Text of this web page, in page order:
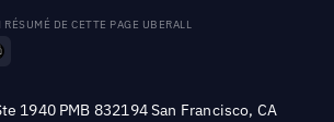
DE CETTE PAGE UBERALL
1940 PMB 832194 San Francisco, CA